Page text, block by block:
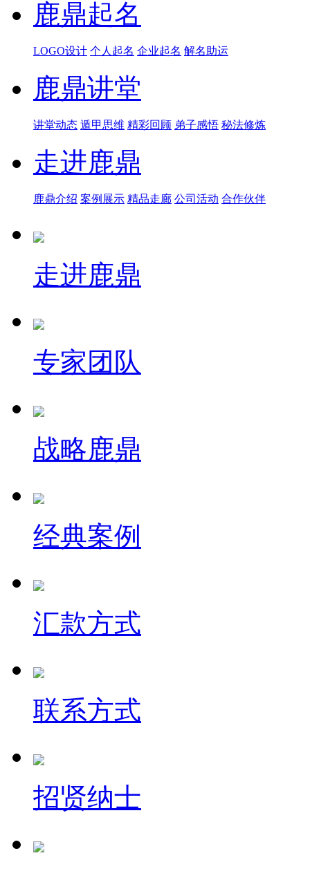
鹿鼎起名
LOGO设计 个人起名 企业起名 解名助运
鹿鼎讲堂
讲堂动态 遁甲思维 精彩回顾 弟子感悟 秘法修炼
走进鹿鼎
鹿鼎介绍 案例展示 精品走廊 公司活动 合作伙伴
走进鹿鼎
专家团队
战略鹿鼎
经典案例
汇款方式
联系方式
招贤纳士